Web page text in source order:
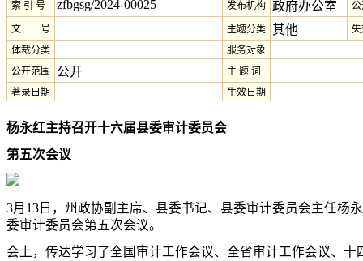
索 引 号 zfbgsg/2024-00025 发布机构 政府办公室
文 号 主题分类 其他
体裁分类
服务对象
公开范围
公开
主 题 词
著录日期
生效日期
杨永红主持召开十六届县委审计委员会
第五次会议
3月13日，州政协副主席、县委书记、县委审计委员会主任杨
委审计委员会第五次会议。
会上，传达学习了全国审计工作会议、全省审计工作会议、十